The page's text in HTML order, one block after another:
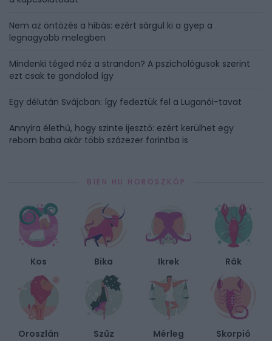
Nem az öntözés a hibás: ezért sárgul ki a gyep a
legnagyobb melegben
Mindenki téged néz a strandon? A pszichológusok szerint
ezt csak te gondolod így
Egy délután Svájcban: így fedeztük fel a Luganói-tavat
Annyira élethű, hogy szinte ijesztő: ezért kerülhet egy
reborn baba akár több százezer forintba is
BIEN.HU HOROSZKÓP
Kos Bika Ikrek Rák
Oroszlán Szűz Mérleg Skorpió